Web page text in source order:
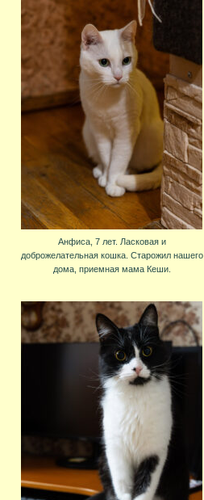
Анфиса, 7 лет. Ласковая и
доброжелательная кошка. Старожил нашего
дома, приемная мама Кеши.